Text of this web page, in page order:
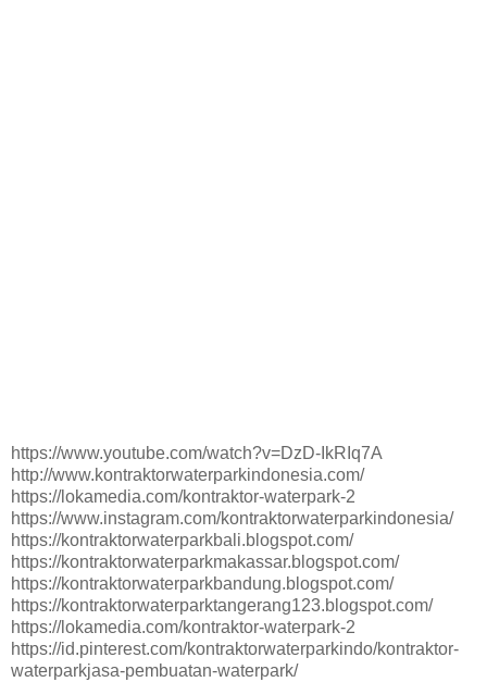
https://www.youtube.com/watch?v=DzD-IkRIq7A
http://www.kontraktorwaterparkindonesia.com/
https://lokamedia.com/kontraktor-waterpark-2
https://www.instagram.com/kontraktorwaterparkindonesia/
https://kontraktorwaterparkbali.blogspot.com/
https://kontraktorwaterparkmakassar.blogspot.com/
https://kontraktorwaterparkbandung.blogspot.com/
https://kontraktorwaterparktangerang123.blogspot.com/
https://lokamedia.com/kontraktor-waterpark-2
https://id.pinterest.com/kontraktorwaterparkindo/kontraktor-
waterparkjasa-pembuatan-waterpark/